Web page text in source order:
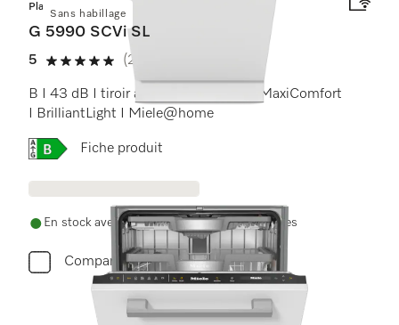
Sans habillage
Platinum
G 5990 SCVi SL
5
5 étoiles sur 5
(2 Avis)
B I 43 dB I tiroir à couverts I paniers MaxiComfort
I BrilliantLight I Miele@home
Online Label Flag, Etiquette énergétique
Fiche produit
En stock avec livraison et installation gratuites
Comparer